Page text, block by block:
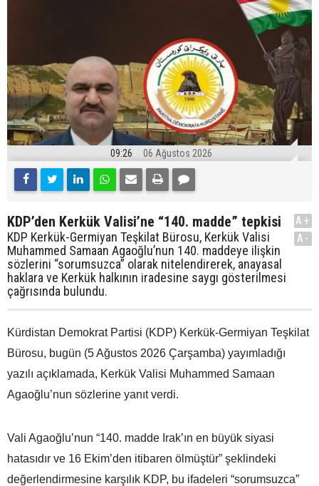
09:26 06 Ağustos 2026
KDP’den Kerkük Valisi’ne “140. madde” tepkisi
KDP Kerkük-Germiyan Teşkilat Bürosu, Kerkük Valisi
Muhammed Samaan Agaoğlu’nun 140. maddeye ilişkin
sözlerini “sorumsuzca” olarak nitelendirerek, anayasal
haklara ve Kerkük halkının iradesine saygı gösterilmesi
çağrısında bulundu.
A+
A-
Kürdistan Demokrat Partisi (KDP) Kerkük-Germiyan Teşkilat
Bürosu, bugün (5 Ağustos 2026 Çarşamba) yayımladığı
yazılı açıklamada, Kerkük Valisi Muhammed Samaan
Agaoğlu’nun sözlerine yanıt verdi.
Vali Agaoğlu’nun “140. madde Irak’ın en büyük siyasi
hatasıdır ve 16 Ekim’den itibaren ölmüştür” şeklindeki
değerlendirmesine karşılık KDP, bu ifadeleri “sorumsuzca”